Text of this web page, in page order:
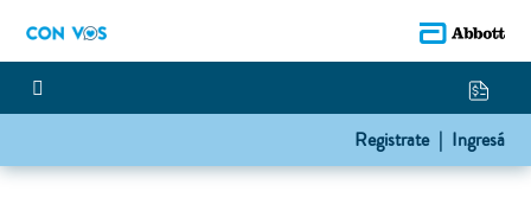
Registrate | Ingresá